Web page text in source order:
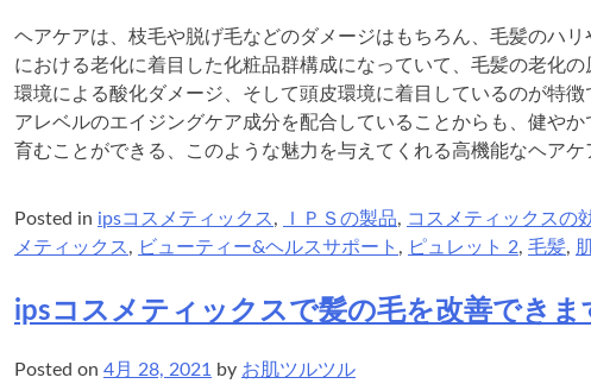
ヘアケアは、枝毛や脱げ毛などのダメージはもちろん、毛髪のハ
における老化に着目した化粧品群構成になっていて、毛髪の老化
環境による酸化ダメージ、そして頭皮環境に着目しているのが特
アレベルのエイジングケア成分を配合していることからも、健や
育むことができる、このような魅力を与えてくれる高機能なヘアケ
Posted in ipsコスメティックス , ＩＰＳの製品, コスメティックスの
メティックス , ビューティー&ヘルスサポート , ピュレット 2, 毛髪,
ipsコスメティックスで髪の毛を改善できま
Posted on 4月 28, 2021 by お肌ツルツル